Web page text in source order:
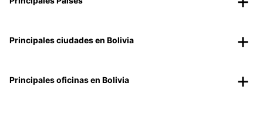
Principales ciudades en Bolivia
Principales oficinas en Bolivia